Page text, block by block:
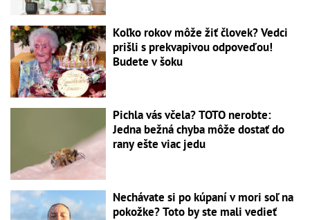
Koľko rokov môže žiť človek? Vedci
prišli s prekvapivou odpoveďou!
Budete v šoku
Pichla vás včela? TOTO nerobte:
Jedna bežná chyba môže dostať do
rany ešte viac jedu
Nechávate si po kúpaní v mori soľ na
pokožke? Toto by ste mali vedieť